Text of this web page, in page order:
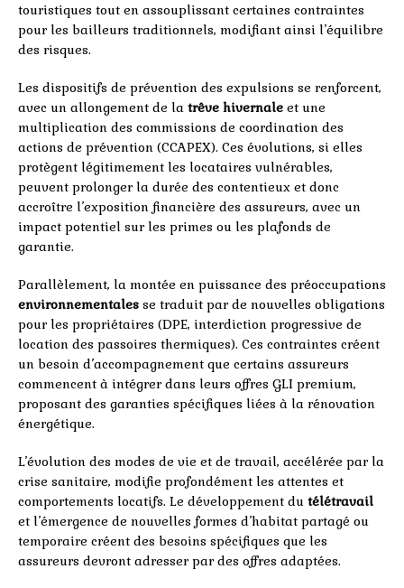
touristiques tout en assouplissant certaines contraintes
pour les bailleurs traditionnels, modifiant ainsi l’équilibre
des risques.
Les dispositifs de prévention des expulsions se renforcent,
avec un allongement de la trêve hivernale et une
multiplication des commissions de coordination des
actions de prévention (CCAPEX). Ces évolutions, si elles
protègent légitimement les locataires vulnérables,
peuvent prolonger la durée des contentieux et donc
accroître l’exposition financière des assureurs, avec un
impact potentiel sur les primes ou les plafonds de
garantie.
Parallèlement, la montée en puissance des préoccupations
environnementales se traduit par de nouvelles obligations
pour les propriétaires (DPE, interdiction progressive de
location des passoires thermiques). Ces contraintes créent
un besoin d’accompagnement que certains assureurs
commencent à intégrer dans leurs offres GLI premium,
proposant des garanties spécifiques liées à la rénovation
énergétique.
L’évolution des modes de vie et de travail, accélérée par la
crise sanitaire, modifie profondément les attentes et
comportements locatifs. Le développement du télétravail
et l’émergence de nouvelles formes d’habitat partagé ou
temporaire créent des besoins spécifiques que les
assureurs devront adresser par des offres adaptées.